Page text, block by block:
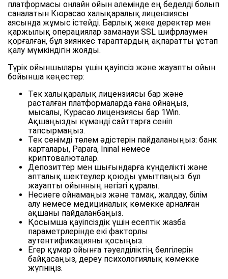
платформасы онлайн ойын әлемінде ең беделді болып
саналатын Кюрасао халықаралық лицензиясы
аясында жұмыс істейді. Барлық жеке деректер мен
қаржылық операциялар заманауи SSL шифрлаумен
қорғалған, бұл зиянкес тараптардың ақпаратты ұстап
қалу мүмкіндігін жояды.
Түрік ойыншылары үшін қауіпсіз және жауапты ойын
бойынша кеңестер:
Тек халықаралық лицензиясы бар және
расталған платформаларда ғана ойнаңыз,
мысалы, Курасао лицензиясы бар 1Win.
Ақшаңызды күмәнді сайттарға сеніп
тапсырмаңыз.
Тек сенімді төлем әдістерін пайдаланыңыз: банк
карталары, Papara, Ininal немесе
криптовалюталар.
Депозиттер мен шығындарға күнделікті және
апталық шектеулер қоюды ұмытпаңыз: бұл
жауапты ойынның негізгі құралы.
Несиеге ойнамаңыз және тамақ, жалдау, білім
алу немесе медициналық көмекке арналған
ақшаны пайдаланбаңыз.
Қосымша қауіпсіздік үшін есептік жазба
параметрлерінде екі факторлы
аутентификацияны қосыңыз.
Егер құмар ойынға тәуелділіктің белгілерін
байқасаңыз, дереу психологиялық көмекке
жүгініңіз.